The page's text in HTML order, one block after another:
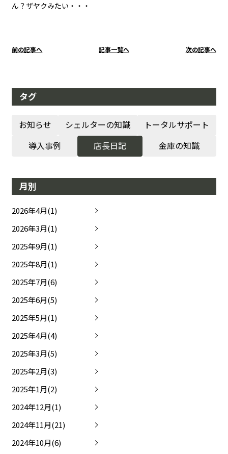
ん？ザヤクみたい・・・
前の記事へ 記事一覧へ 次の記事へ
タグ
お知らせ シェルターの知識
トータルサポート
導入事例
店長日記 金庫の知識
月別
2026年4月(1)
2026年3月(1)
2025年9月(1)
2025年8月(1)
2025年7月(6)
2025年6月(5)
2025年5月(1)
2025年4月(4)
2025年3月(5)
2025年2月(3)
2025年1月(2)
2024年12月(1)
2024年11月(21)
2024年10月(6)